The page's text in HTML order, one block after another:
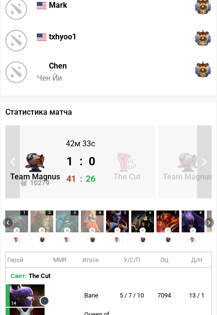
Mark
745
txhyoo1
2863
Chen
Чен Йи
171
Статистика матча
42м 33с
Team Magnus
10279
The Cut
1 : 0
41 : 26 Team Magnus
1 2 3 4 5 6 7 8
Герой MMR Игрок У/С/П ОЦ Д/Н
Свет: The Cut
14
Bane 5 / 7 / 10 7094 13 / 1